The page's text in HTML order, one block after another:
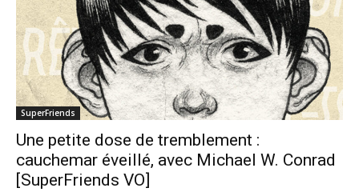
SuperFriends
Une petite dose de tremblement :
cauchemar éveillé, avec Michael W. Conrad
[SuperFriends VO]